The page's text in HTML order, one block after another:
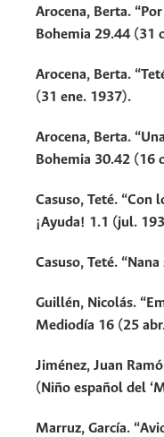
Arocena, Berta.
Bohemia 29.44 (31
Arocena, Berta.
(31 ene. 1937).
Arocena, Berta.
Bohemia 30.42 (16
Casuso, Teté. “Con
¡Ayuda! 1.1 (jul.
Casuso, Teté.
Guillén, Nicolás.
Mediodía 16 (25
Jiménez, Juan
(Niño español del
Marruz, García.